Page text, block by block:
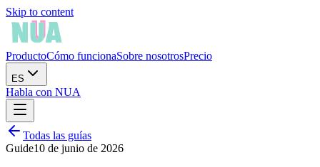
Skip to content
ProductoCómo funcionaSobre nosotrosPrecio
ES
Habla con NUA
Todas las guías
Guide10 de junio de 2026